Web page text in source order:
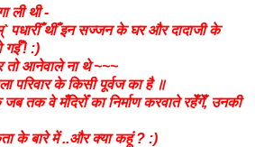
ली थी -
पधारीँ थीँ इन सज्जन के घर और दादाजी के
गईँ ! :)
तो आनेवाले ना थे ~~~
परिवार के किसी पूर्वज का है ॥
तक वे मँदिरोँ का निर्माण करवाते रहेँगेँ, उनकी
के बारे में ..और क्या कहूं ? :)